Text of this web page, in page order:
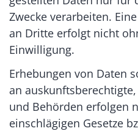
Zwecke verarbeiten.
an Dritte erfolgt nicht
Einwilligung.
Erhebungen von Daten
an
und Behörden erfolgen
einschlägigen Gesetze